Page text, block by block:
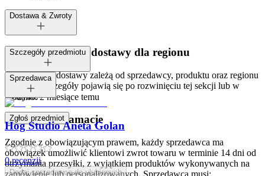
Dostawa & Zwroty
Dostępne metody dostawy dla regionu
Opcje i koszt dostawy zależą od sprzedawcy, produktu oraz regionu
dostawy. Szczegóły pojawią się po rozwinięciu tej sekcji lub w
koszyku.
Zwroty i reklamacje
Zgodnie z obowiązującym prawem, każdy sprzedawca ma
obowiązek umożliwić klientowi zwrot towaru w terminie 14 dni od
otrzymania przesyłki, z wyjątkiem produktów wykonywanych na
zamówienie lub personalizowanych. Sprzedawca musi:
Szczegóły przedmiotu
Tagi:
Dodano:2 miesiące temu
Zgłoś przedmiot
Sprzedawca
Hog Studio Aneta Golan
0recenzji
Dodaj sprzedawcę do ulubionych